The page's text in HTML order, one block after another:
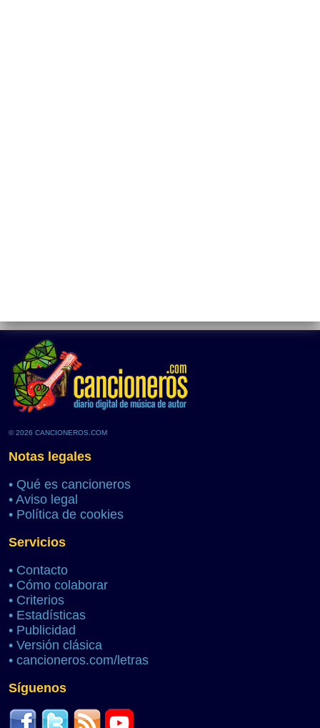
© 2026 CANCIONEROS.COM
Notas legales
• Qué es cancioneros
• Aviso legal
• Política de cookies
Servicios
• Contacto
• Cómo colaborar
• Criterios
• Estadísticas
• Publicidad
• Versión clásica
• cancioneros.com/letras
Síguenos